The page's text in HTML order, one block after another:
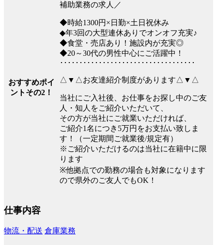
おすすめポイ
ントその2！
補助業務の求人／
◆時給1300円×日勤×土日祝休み
◆年3回の大型連休ありでオンオフ充実♪
◆食堂・売店あり！施設内が充実◎
◆20～30代の男性中心にご活躍中！
･･･････････････････････････････････
△▼△お友達紹介制度があります△▼△
当社にご入社後、お仕事をお探し中のご友
人・知人をご紹介いただいて、
その方が当社にご就業いただければ、
ご紹介1名につき5万円をお支払い致しま
す！（一定期間ご就業後/規定有）
※ご紹介いただけるのは当社に在籍中に限
ります
※他拠点での勤務の場合も対象になります
ので県外のご友人でもOK！
仕事内容
物流・配送 倉庫業務